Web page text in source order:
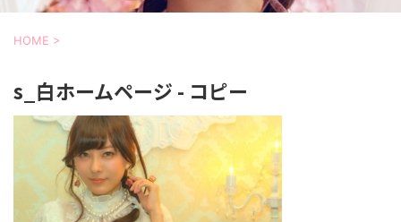
HOME >
s_白ホームページ - コピー